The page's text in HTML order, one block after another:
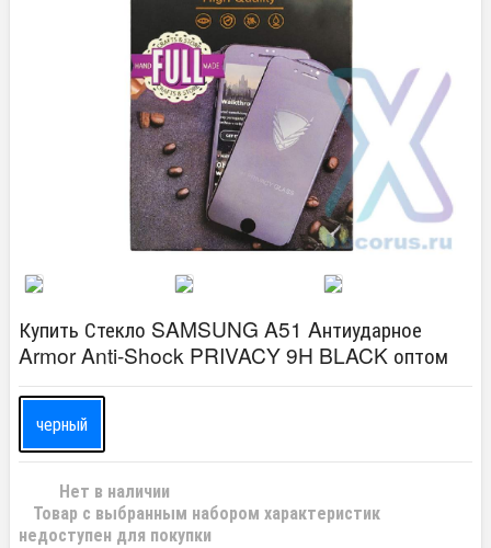
Купить Стекло SAMSUNG A51 Aнтиударное
Armor Anti-Shock PRIVACY 9H BLACK оптом
черный
Нет в наличии
Товар с выбранным набором характеристик
недоступен для покупки